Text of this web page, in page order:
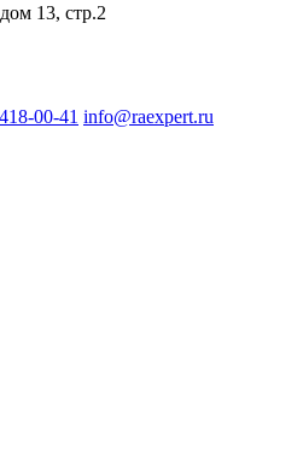
13, стр.2
00-41 info@raexpert.ru